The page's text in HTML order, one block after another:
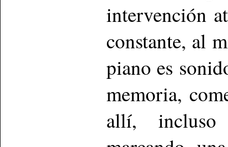
intervención
constante, al
piano es
memoria,
allí, incluso